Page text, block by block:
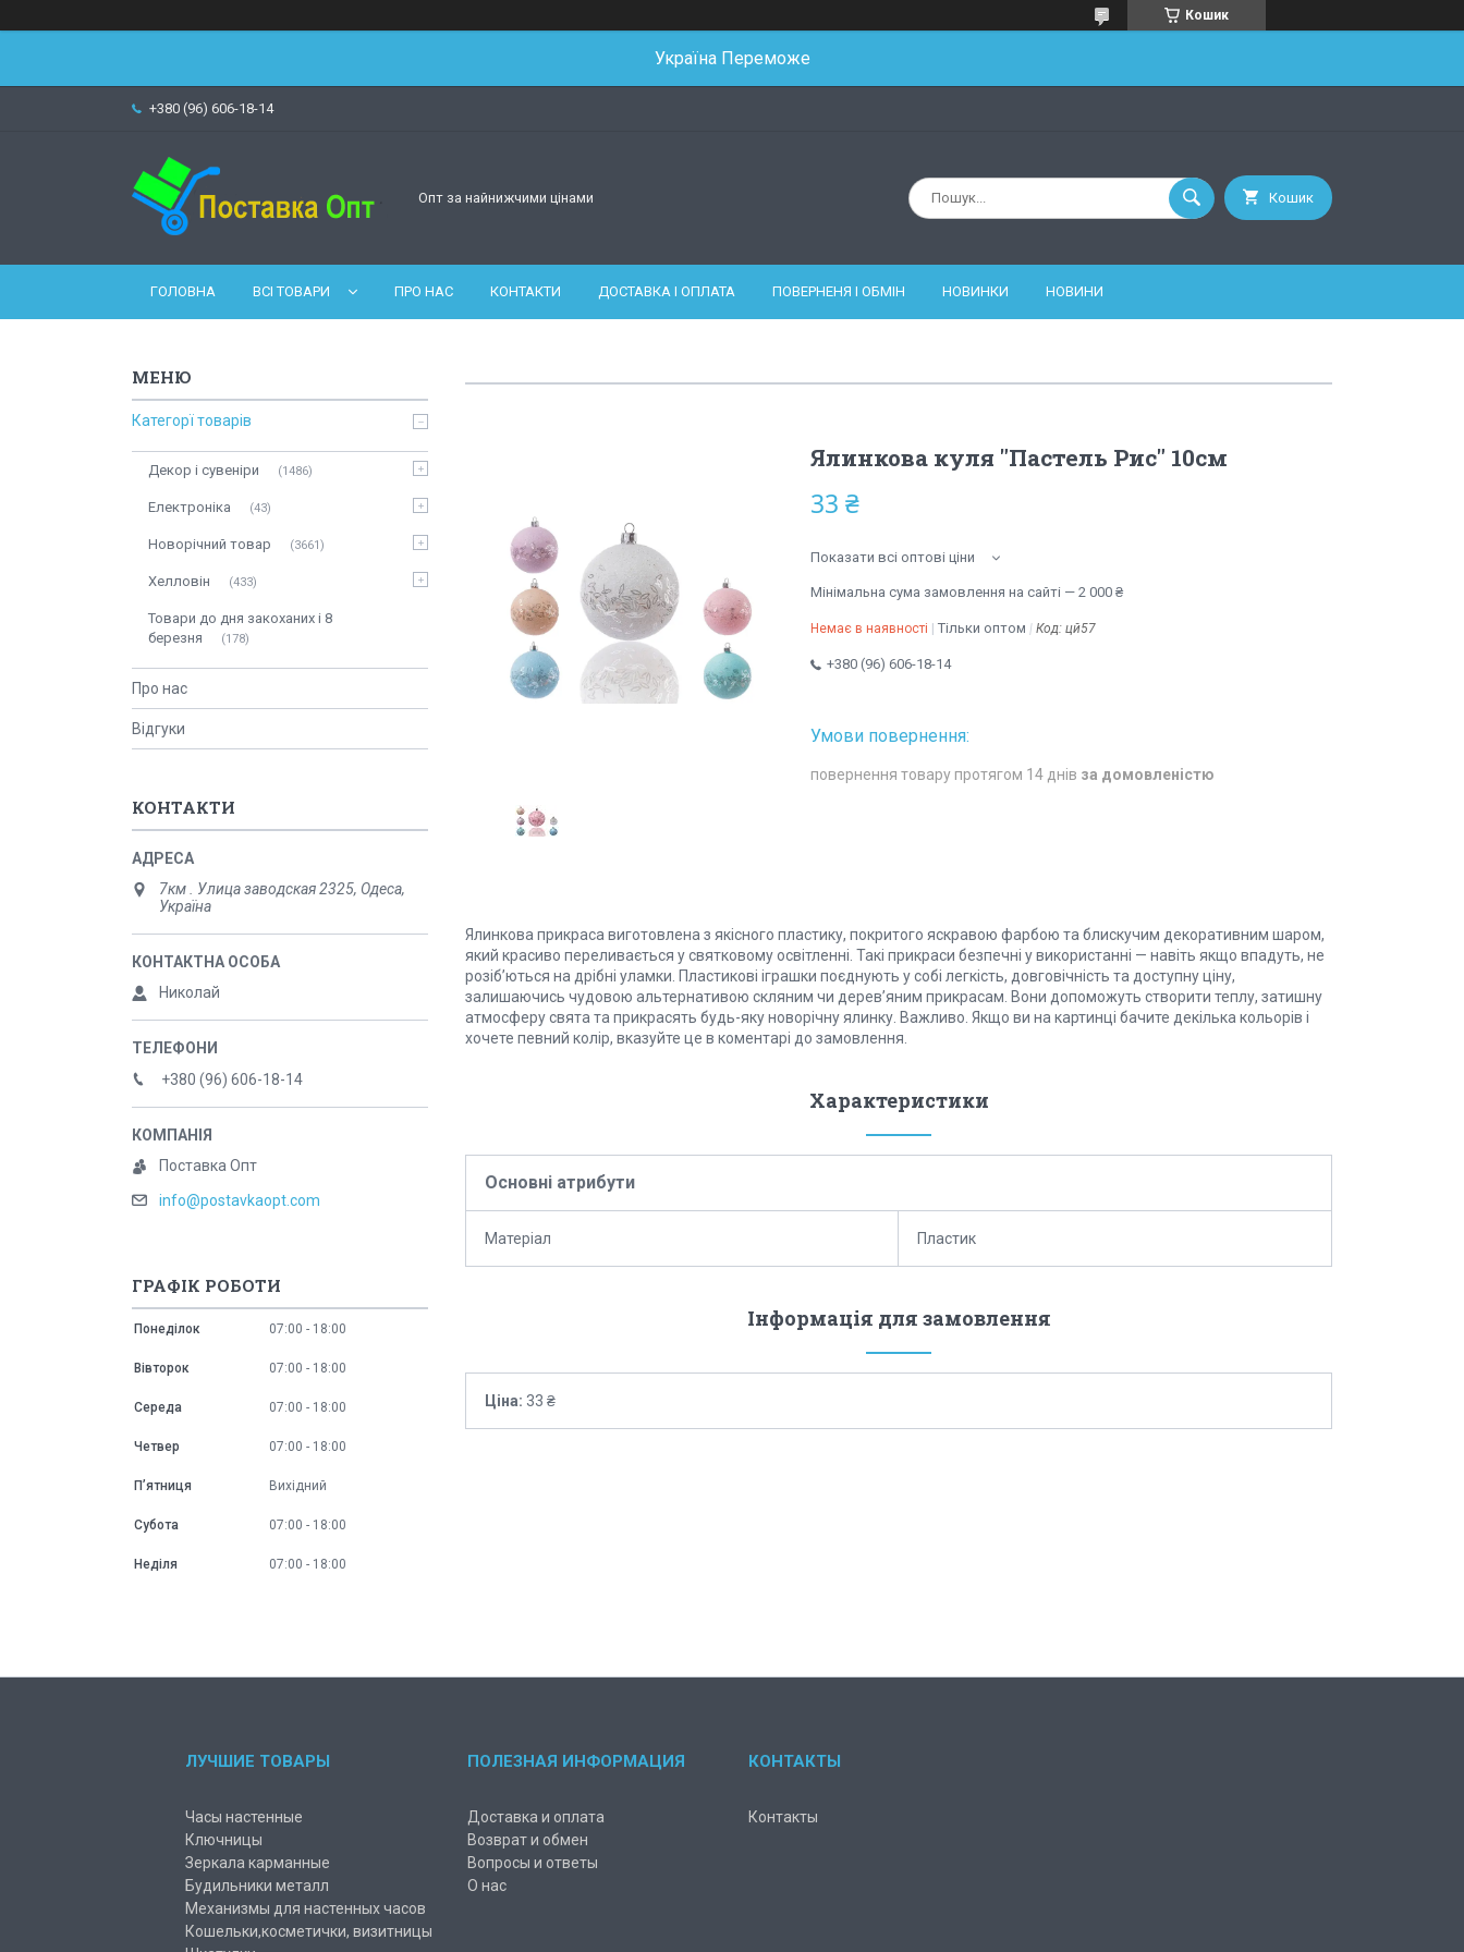
Кошик
Україна Переможе
+380 (96) 606-18-14
Опт за найнижчими цінами Кошик
ГОЛОВНА ВСІ ТОВАРИ ПРО НАС КОНТАКТИ ДОСТАВКА І ОПЛАТА ПОВЕРНЕНЯ І ОБМІН НОВИНКИ НОВИНИ
Ялинкова куля "Пастель Рис" 10см
33 ₴
Показати всі оптові ціни
Мінімальна сума замовлення на сайті — 2 000 ₴
Немає в наявності Тільки оптом Код: цй57
+380 (96) 606-18-14
повернення товару протягом 14 днів за домовленістю
Ялинкова прикраса виготовлена з якісного пластику, покритого яскравою фарбою та блискучим декоративним шаром,
який красиво переливається у святковому освітленні. Такі прикраси безпечні у використанні — навіть якщо впадуть, не
розіб’ються на дрібні уламки. Пластикові іграшки поєднують у собі легкість, довговічність та доступну ціну,
залишаючись чудовою альтернативою скляним чи дерев’яним прикрасам. Вони допоможуть створити теплу, затишну
атмосферу свята та прикрасять будь-яку новорічну ялинку. Важливо. Якщо ви на картинці бачите декілька кольорів і
хочете певний колір, вказуйте це в коментарі до замовлення.
Характеристики
Основні атрибути
Матеріал Пластик
Інформація для замовлення
Ціна: 33 ₴
Категорї товарів
Декор і сувеніри 1486
Електроніка 43
Новорічний товар 3661
Хелловін 433
Товари до дня закоханих і 8
березня
178
Про нас
Відгуки
КОНТАКТИ
7км . Улица заводская 2325, Одеса,
Україна
Николай
+380 (96) 606-18-14
Поставка Опт
info@postavkaopt.com
ГРАФІК РОБОТИ
Понеділок 07:00 18:00
Вівторок 07:00 18:00
Середа 07:00 18:00
Четвер 07:00 18:00
Пʼятниця Вихідний
Субота 07:00 18:00
Неділя 07:00 18:00
ЛУЧШИЕ ТОВАРЫ
Часы настенные
Ключницы
Зеркала карманные
Будильники металл
Механизмы для настенных часов
Кошельки,косметички, визитницы
ПОЛЕЗНАЯ ИНФОРМАЦИЯ
Доставка и оплата
Возврат и обмен
Вопросы и ответы
О нас
КОНТАКТЫ
Контакты